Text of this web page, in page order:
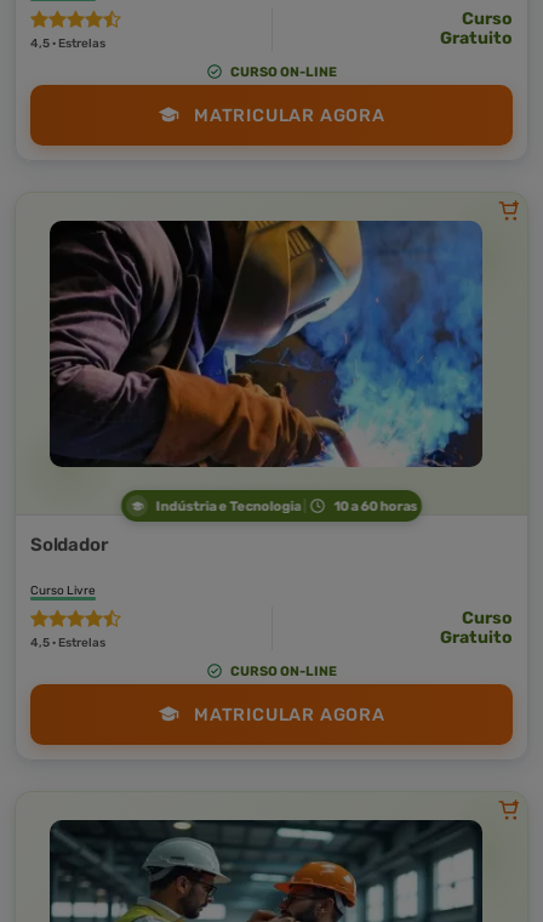
4,5 · Estrelas
Curso
Gratuito
CURSO ON-LINE
MATRICULAR AGORA
Indústria e Tecnologia 10 a 60 horas
Soldador
Curso Livre
4,5 · Estrelas
Curso
Gratuito
CURSO ON-LINE
MATRICULAR AGORA